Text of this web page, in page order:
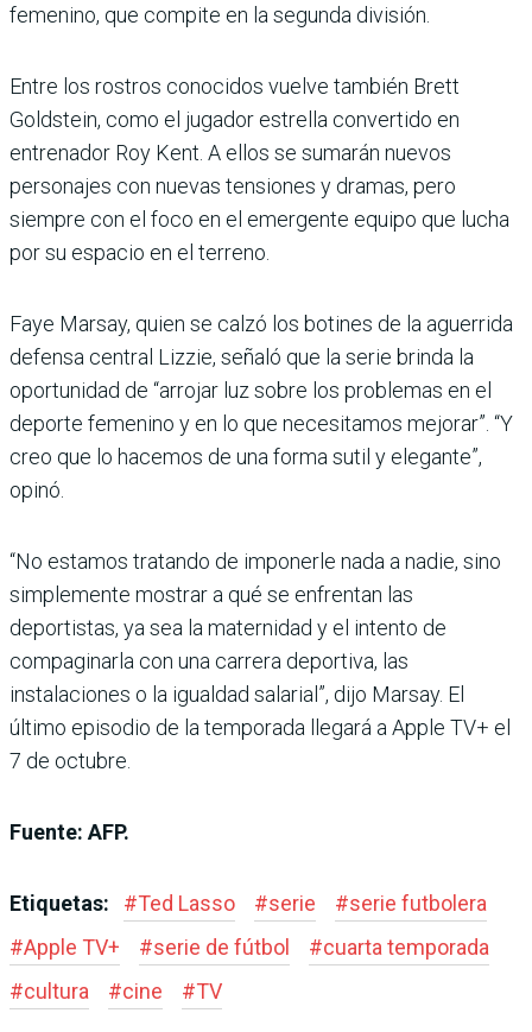
femenino, que compite en la segunda división.
Entre los rostros conocidos vuelve también Brett
Goldstein, como el jugador estrella convertido en
entrenador Roy Kent. A ellos se sumarán nuevos
personajes con nuevas tensiones y dramas, pero
siempre con el foco en el emergente equipo que lucha
por su espacio en el terreno.
Faye Marsay, quien se calzó los botines de la aguerrida
defensa central Lizzie, señaló que la serie brinda la
oportunidad de “arrojar luz sobre los problemas en el
deporte femenino y en lo que necesitamos mejorar”. “Y
creo que lo hacemos de una forma sutil y elegante”,
opinó.
“No estamos tratando de imponerle nada a nadie, sino
simplemente mostrar a qué se enfrentan las
deportistas, ya sea la maternidad y el intento de
compaginarla con una carrera deportiva, las
instalaciones o la igualdad salarial”, dijo Marsay. El
último episodio de la temporada llegará a Apple TV+ el
7 de octubre.
Fuente: AFP.
Etiquetas: #Ted Lasso #serie #serie futbolera
#Apple TV+ #serie de fútbol #cuarta temporada
#cultura #cine #TV